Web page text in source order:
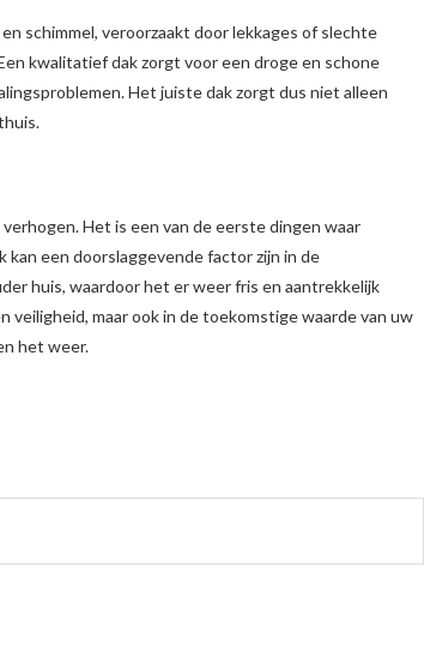
schimmel, veroorzaakt door lekkages of slechte
kwalitatief dak zorgt voor een droge en schone
Het juiste dak zorgt dus niet alleen
Het is een van de eerste dingen waar
een doorslaggevende factor zijn in de
huis, waardoor het er weer fris en aantrekkelijk
maar ook in de toekomstige waarde van uw
het weer.